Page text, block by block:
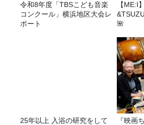
令和8年度「TBSこども音楽
コンクール」横浜地区大会レ
ポート
【ME:I
🌺
25年以上 入浴の研究をして
『映画